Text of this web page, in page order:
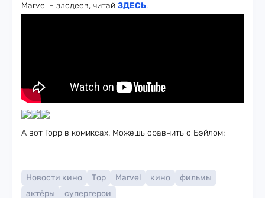
Marvel – злодеев, читай ЗДЕСЬ.
А вот Горр в комиксах. Можешь сравнить с Бэйлом:
Новости кино Тор Marvel кино
фильмы
актёры
супергерои